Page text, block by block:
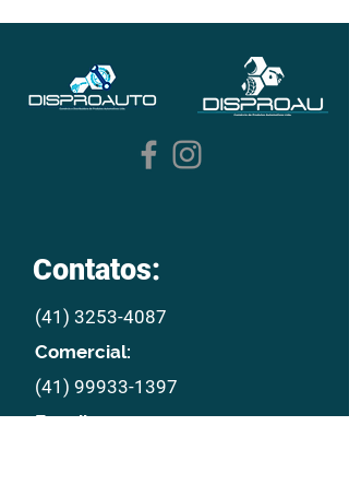
Contatos:
(41) 3253-4087
Comercial:
(41) 99933-1397
E mail: